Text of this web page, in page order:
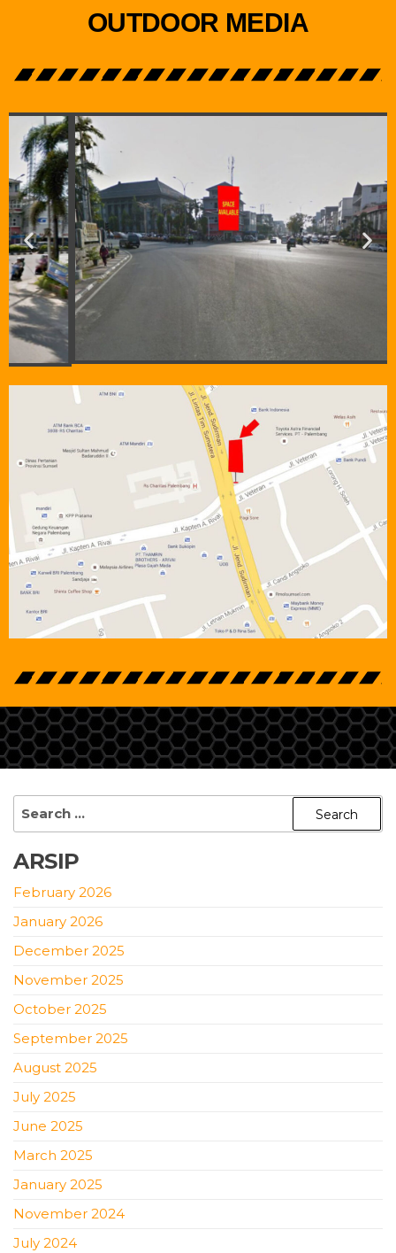
OUTDOOR MEDIA
ARSIP
February 2026
January 2026
December 2025
November 2025
October 2025
September 2025
August 2025
July 2025
June 2025
March 2025
January 2025
November 2024
July 2024